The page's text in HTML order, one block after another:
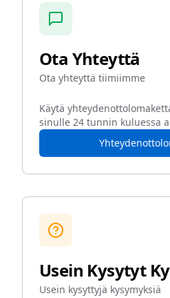
Ota Yhteyttä
Ota yhteyttä tiimiimme
Käytä
sinulle 24 tunnin kuluessa
Usein Kysytyt
Usein kysyttyjä kysymyksiä